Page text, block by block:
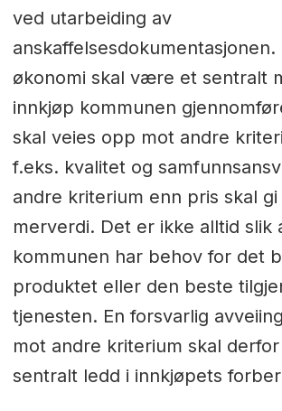
ved utarbeiding av
anskaffelsesdokumentasjonen.
økonomi skal være et sentralt
innkjøp kommunen
skal veies opp mot andre
f.eks. kvalitet og
andre kriterium enn pris skal
merverdi. Det er ikke alltid slik
kommunen har behov for det
produktet eller den beste
tjenesten. En forsvarlig
mot andre kriterium skal
sentralt ledd i innkjøpets